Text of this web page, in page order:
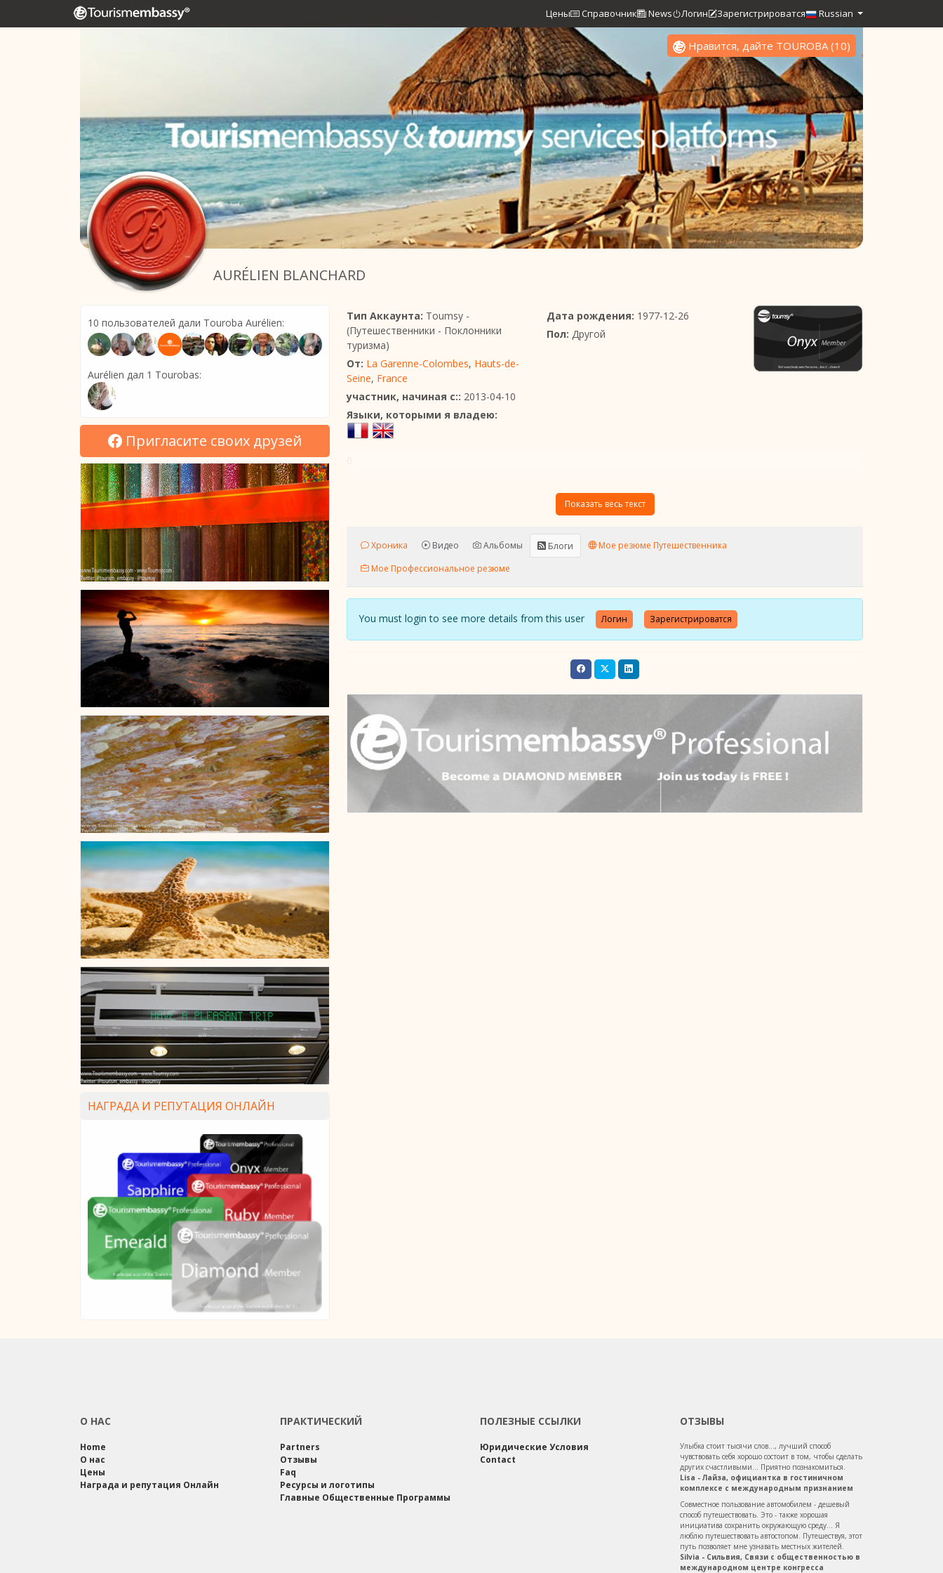
Цены Справочник News Логин Зарегистрироватся Russian
AURÉLIEN BLANCHARD
Нравится, дайте TOUROBA(10)
10 пользователей дали Touroba Aurélien:
Aurélien дал 1 Tourobas:
Пригласите своих друзей
НАГРАДА И РЕПУТАЦИЯ ОНЛАЙН
Тип Аккаунта: Toumsy -
(Путешественники - Поклонники
туризма)
От: La Garenne-Colombes, Hauts-de-
Seine, France
участник, начиная с:: 2013-04-10
Дата рождения: 1977-12-26
Пол: Другой
Языки, которыми я владею:
Показать весь текст
Хроника Видео Альбомы Блоги
Мое резюме Путешественника
Мое Профессиональное резюме
You must login to see more details from this user Логин Зарегистрироватся
О НАС
Home
О нас
Цены
Награда и репутация Онлайн
ПРАКТИЧЕСКИЙ
Partners
Отзывы
Faq
Ресурсы и логотипы
Главные Общественные Программы
ПОЛЕЗНЫЕ ССЫЛКИ
Юридические Условия
Contact
ОТЗЫВЫ
Улыбка стоит тысячи слов..., лучший способ
чувствовать себя хорошо состоит в том, чтобы сделать
других счастливыми... Приятно познакомиться.
Lisa - Лайза, официантка в гостиничном
комплексе с международным признанием
Совместное пользование автомобилем - дешевый
способ путешествовать. Это - также хорошая
инициатива сохранить окружающую среду... Я
люблю путешествовать автостопом. Путешествуя, этот
путь позволяет мне узнавать местных жителей.
Silvia - Сильвия, Связи с общественностью в
международном центре конгресса